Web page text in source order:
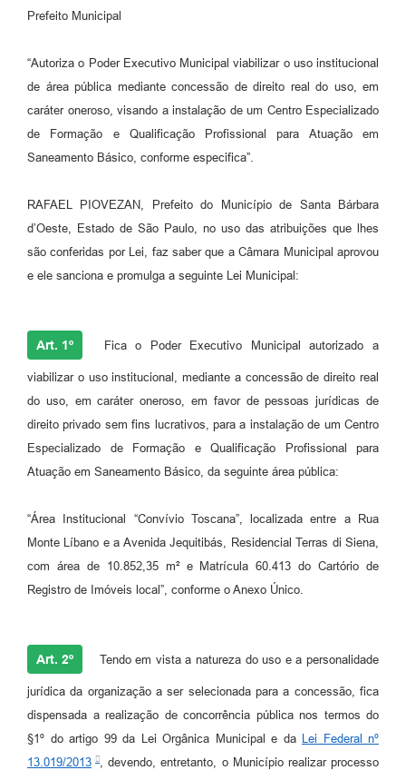
Notícias
Legislação
Enquete
Agenda
Plano de Contratações Anuais
Prefeito Municipal
“Autoriza o Poder Executivo Municipal viabilizar o uso institucional
de área pública mediante concessão de direito real do uso, em
caráter oneroso, visando a instalação de um Centro Especializado
de Formação e Qualificação Profissional para Atuação em
Saneamento Básico, conforme especifica”.
RAFAEL PIOVEZAN, Prefeito do Município de Santa Bárbara
d’Oeste, Estado de São Paulo, no uso das atribuições que lhes
são conferidas por Lei, faz saber que a Câmara Municipal aprovou
e ele sanciona e promulga a seguinte Lei Municipal:
Art. 1º Fica o Poder Executivo Municipal autorizado a
viabilizar o uso institucional, mediante a concessão de direito real
do uso, em caráter oneroso, em favor de pessoas jurídicas de
direito privado sem fins lucrativos, para a instalação de um Centro
Especializado de Formação e Qualificação Profissional para
Atuação em Saneamento Básico, da seguinte área pública:
“Área Institucional “Convívio Toscana”, localizada entre a Rua
Monte Líbano e a Avenida Jequitibás, Residencial Terras di Siena,
com área de 10.852,35 m² e Matrícula 60.413 do Cartório de
Registro de Imóveis local”, conforme o Anexo Único.
Art. 2º Tendo em vista a natureza do uso e a personalidade
jurídica da organização a ser selecionada para a concessão, fica
dispensada a realização de concorrência pública nos termos do
§1º do artigo 99 da Lei Orgânica Municipal e da Lei Federal nº
13.019/2013
, devendo, entretanto, o Município realizar processo